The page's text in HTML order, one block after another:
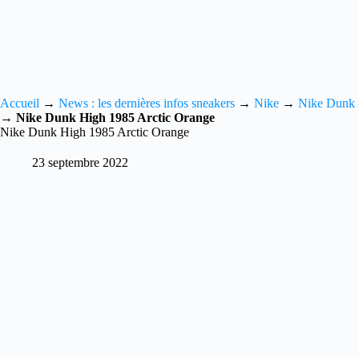
Accueil → News : les dernières infos sneakers → Nike → Nike Dunk
→ Nike Dunk High 1985 Arctic Orange
Nike Dunk High 1985 Arctic Orange
23 septembre 2022